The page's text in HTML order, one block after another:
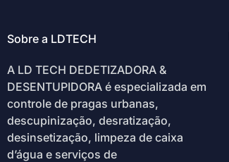
Sobre a LDTECH
A LD TECH DEDETIZADORA &
DESENTUPIDORA é especializada em
controle de pragas urbanas,
descupinização, desratização,
desinsetização, limpeza de caixa
d’água e serviços de